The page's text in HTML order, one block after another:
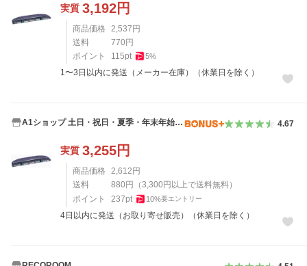
実質 3,192円
商品価格 2,537 円
送料
770 円
ポイント
115pt 5%
1〜3日以内に発送（メーカー在庫）（休業日を除く）
A1ショップ 土日・祝日・夏季・年末年始休
4.67
実質 3,255円
商品価格 2,612 円
送料
880 円 （3,300 円以上で送料無料）
ポイント
237pt 10%要エントリー
4日以内に発送（お取り寄せ販売）（休業日を除く）